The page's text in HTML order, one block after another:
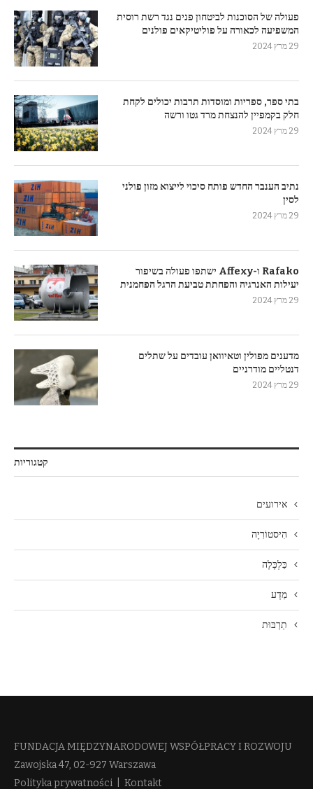
פעולה של הסוכנות לביטחון פנים נגד רשת רוסית
המשפיעה לכאורה על פוליטיקאים פולנים
29 מרץ 2024
בתי ספר, ספריות ומוסדות תרבות יכולים לקחת
חלק בקמפיין להנצחת מרד גטו ורשה
29 מרץ 2024
נתיב הענבר החדש פותח סיכוי לייצוא מזון פולני
לסין
29 מרץ 2024
Rafako ו-Affexy ישתפו פעולה בשיפור
יעילות האנרגיה והפחתת טביעת הרגל הפחמנית
29 מרץ 2024
מדענים מפולין וטאיוואן עובדים על שתלים
דנטליים מודרניים
29 מרץ 2024
קטגוריות
אירועים
הִיסטוֹרִיָה
כַּלְכָּלָה
מַדָע
תַרְבּוּת
FUNDACJA MIĘDZYNARODOWEJ WSPÓŁPRACY I ROZWOJU​
Zawojska 47, 02-927 Warszawa
Polityka prywatności
Kontakt